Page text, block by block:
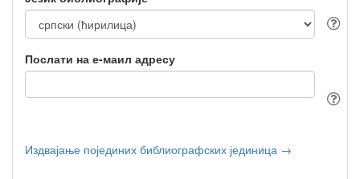
Послати на е-маил адресу
Издвајање појединих библиографских јединица →